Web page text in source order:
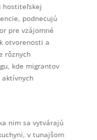
hostiteľskej
podnecujú
pre vzájomné
otvorenosti a
rôznych
kde migrantov
nim sa vytvárajú
v tunajšom